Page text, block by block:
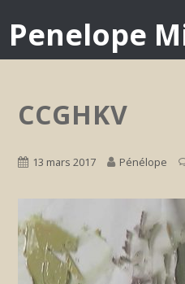
Penelope
CCGHKV
13 mars 2017 Pénélope